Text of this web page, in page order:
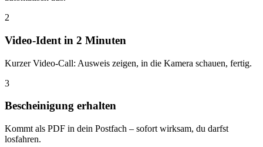
2
Video-Ident in 2 Minuten
Kurzer Video-Call: Ausweis zeigen, in die Kamera schauen, fertig.
3
Bescheinigung erhalten
Kommt als PDF in dein Postfach – sofort wirksam, du darfst
losfahren.